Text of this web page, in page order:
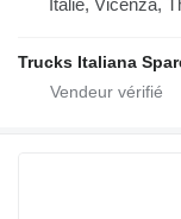
Trucks Italiana